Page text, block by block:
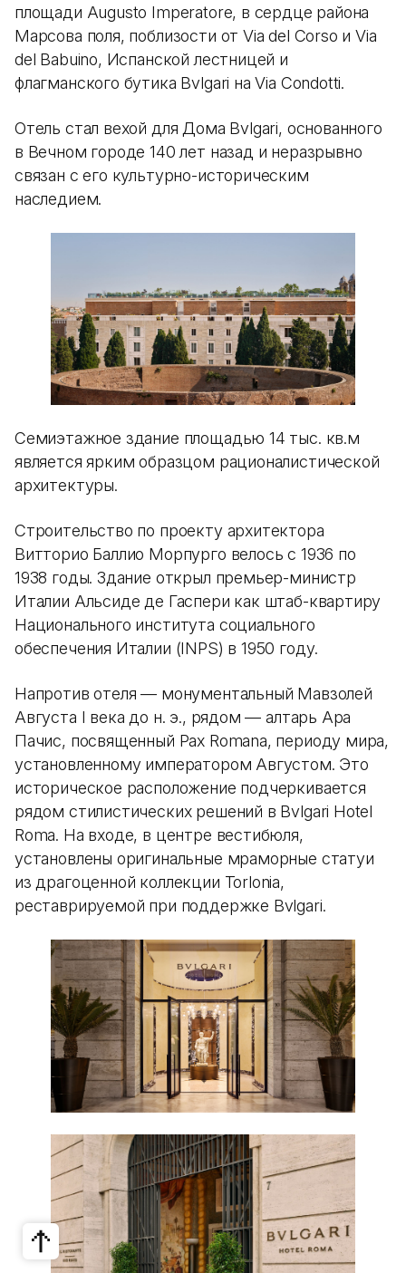
площади Augusto Imperatore, в сердце района
Марсова поля, поблизости от Via del Corso и Via
del Babuino, Испанской лестницей и
флагманского бутика Bvlgari на Via Condotti.
Отель стал вехой для Дома Bvlgari, основанного
в Вечном городе 140 лет назад и неразрывно
связан с его культурно-историческим
наследием.
Семиэтажное здание площадью 14 тыс. кв.м
является ярким образцом рационалистической
архитектуры.
Строительство по проекту архитектора
Витторио Баллио Морпурго велось с 1936 по
1938 годы. Здание открыл премьер-министр
Италии Альсиде де Гаспери как штаб-квартиру
Национального института социального
обеспечения Италии (INPS) в 1950 году.
Напротив отеля — монументальный Мавзолей
Августа I века до н. э., рядом — алтарь Ара
Пачис, посвященный Pax Romana, периоду мира,
установленному императором Августом. Это
историческое расположение подчеркивается
рядом стилистических решений в Bvlgari Hotel
Roma. На входе, в центре вестибюля,
установлены оригинальные мраморные статуи
из драгоценной коллекции Torlonia,
реставрируемой при поддержке Bvlgari.